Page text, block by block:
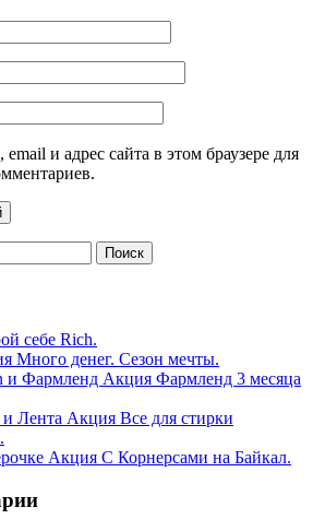
и адрес сайта в этом браузере для
себе Rich.
Много денег. Сезон мечты.
и Фармленд Акция Фармленд 3 месяца
Лента Акция Все для стирки
Акция С Корнерсами на Байкал.